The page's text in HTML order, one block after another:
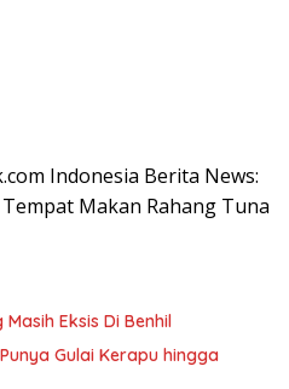
Indonesia Berita News:
Makan Rahang Tuna
Eksis Di Benhil
Gulai Kerapu hingga